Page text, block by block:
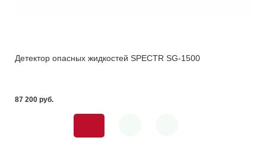
Детектор опасных жидкостей SPECTR SG-1500
87 200 pуб.